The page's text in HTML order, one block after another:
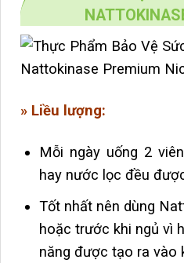
» Liều lượng:
Mỗi ngày uống 2
hay nước lọc đều
Tốt nhất nên dùng
hoặc trước khi ngủ vì
năng được tạo ra vào